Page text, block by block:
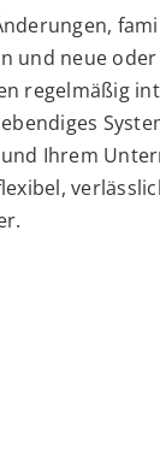
und neue
regelmäßig
Ihrem